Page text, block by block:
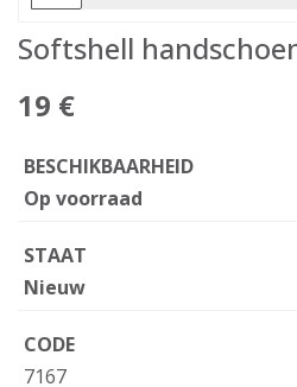
Softshell
19 €
BESCHIKBAARHEID
Op voorraad
STAAT
Nieuw
CODE
7167